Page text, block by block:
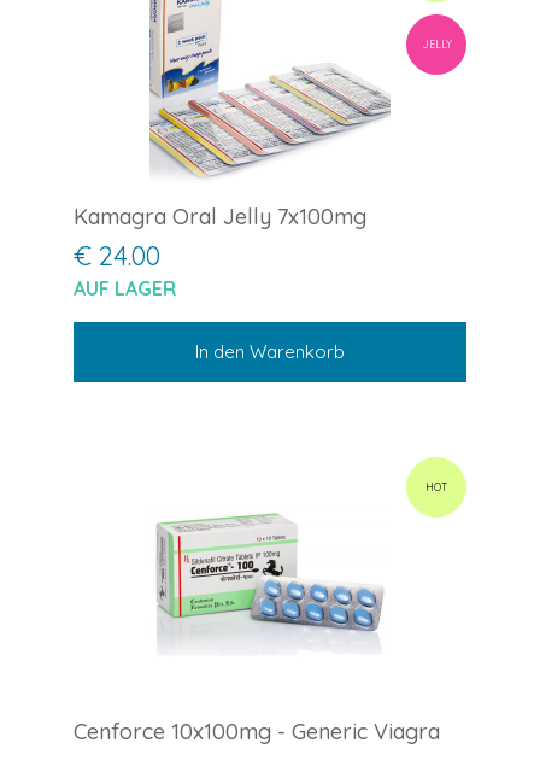
JELLY
Kamagra Oral Jelly 7x100mg
€ 24.00
AUF LAGER
In den Warenkorb
HOT
Cenforce 10x100mg - Generic Viagra